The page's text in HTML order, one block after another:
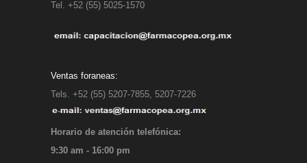
Tel. +52 (55) 5025-1570
Ventas foraneas:
Tels. +52 (55) 5207-7855, 5207-7226
Horario de atención telefónica:
9:30 am - 16:00 pm